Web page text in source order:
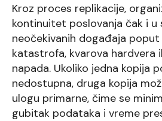
Kroz proces replikacije,
kontinuitet poslovanja čak i u
neočekivanih događaja
katastrofa, kvarova hardvera
napada. Ukoliko jedna kopija
nedostupna, druga kopija
ulogu primarne, čime se
gubitak podataka i vreme